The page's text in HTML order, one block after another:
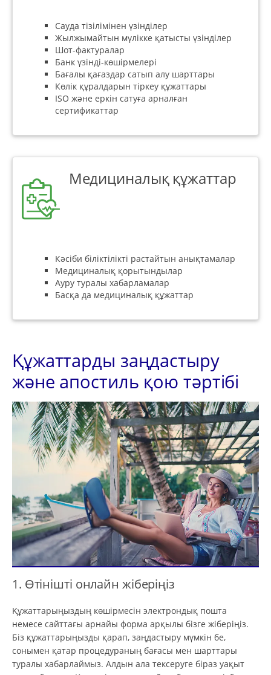
Сауда тізілімінен үзінділер
Жылжымайтын мүлікке қатысты үзінділер
Шот-фактуралар
Банк үзінді-көшірмелері
Бағалы қағаздар сатып алу шарттары
Көлік құралдарын тіркеу құжаттары
ISO және еркін сатуға арналған
сертификаттар
Медициналық құжаттар
Кәсіби біліктілікті растайтын анықтамалар
Медициналық қорытындылар
Ауру туралы хабарламалар
Басқа да медициналық құжаттар
Құжаттарды заңдастыру
және апостиль қою тәртібі
1. Өтінішті онлайн жіберіңіз
Құжаттарыңыздың көшірмесін электрондық пошта
немесе сайттағы арнайы форма арқылы бізге жіберіңіз.
Біз құжаттарыңызды қарап, заңдастыру мүмкін бе,
сонымен қатар процедураның бағасы мен шарттары
туралы хабарлаймыз. Алдын ала тексеруге біраз уақыт